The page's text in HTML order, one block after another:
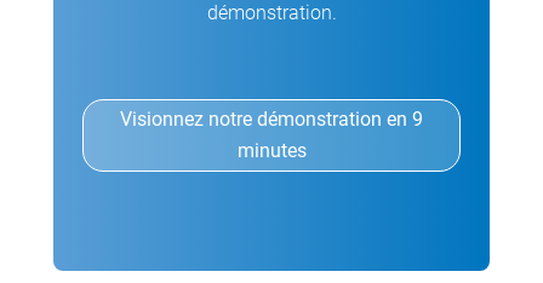
démonstration.
Visionnez notre démonstration en 9
minutes